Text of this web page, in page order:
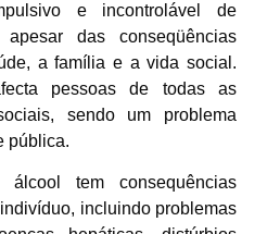
e incontrolável de
apesar das conseqüências
a família e a vida social.
pessoas de todas as
sendo um problema
pública.
tem consequências
incluindo problemas